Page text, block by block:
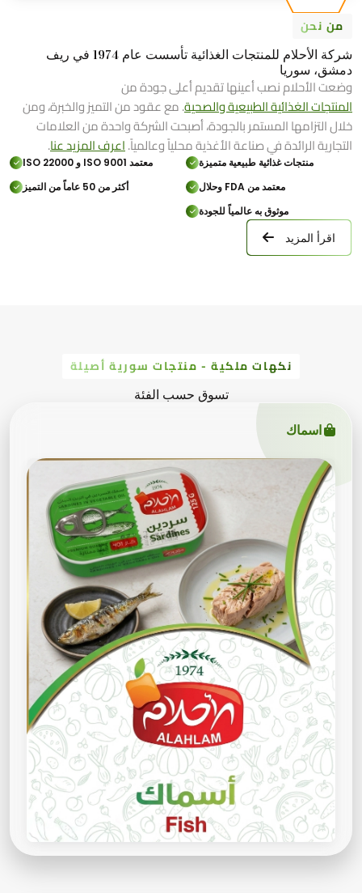
من نحن
شركة الأحلام للمنتجات الغذائية تأسست عام 1974 في ريف
دمشق، سوريا
وضعت الأحلام نصب أعينها تقديم أعلى جودة من
المنتجات الغذائية الطبيعية والصحية. مع عقود من التميز والخبرة، ومن
خلال التزامها المستمر بالجودة، أصبحت الشركة واحدة من العلامات
التجارية الرائدة في صناعة الأغذية محلياً وعالمياً.اعرف المزيد عنا.
منتجات غذائية طبيعية متميزة
معتمد ISO 9001 و ISO 22000
معتمد من FDA وحلال
أكثر من 50 عاماً من التميز
موثوق به عالمياً للجودة
اقرأ المزيد
نكهات ملكية - منتجات سورية أصيلة
تسوق حسب الفئة
اسماك